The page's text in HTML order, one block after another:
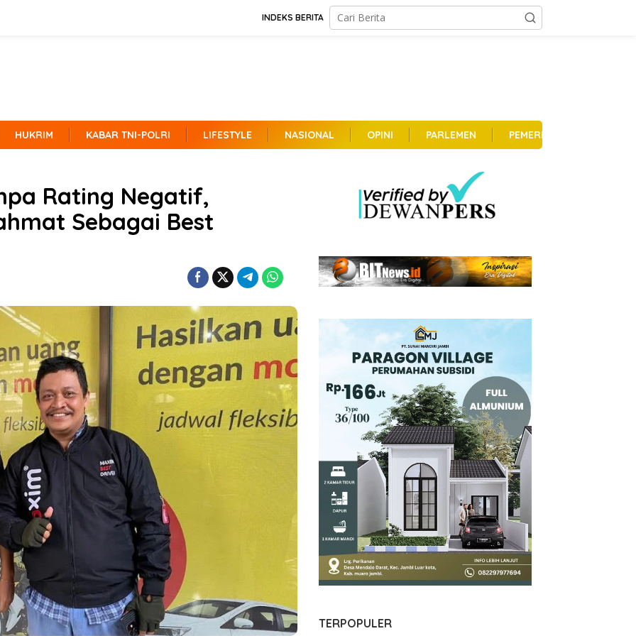
INDEKS BERITA
HUKRIM KABAR TNI-POLRI LIFESTYLE NASIONAL OPINI PARLEMEN PEMERINTAHAN
Rating Negatif,
Sebagai Best
TERPOPULER